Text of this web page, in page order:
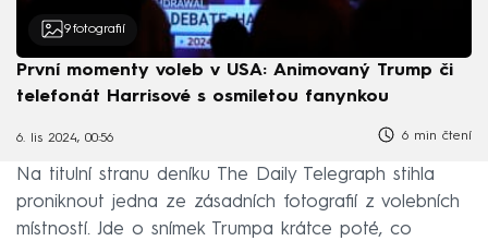
9 fotografií
První momenty voleb v USA: Animovaný Trump či
telefonát Harrisové s osmiletou fanynkou
6. lis 2024, 00:56 6 min čtení
Na titulní stranu deníku The Daily Telegraph stihla
proniknout jedna ze zásadních fotografií z volebních
místností. Jde o snímek Trumpa krátce poté, co